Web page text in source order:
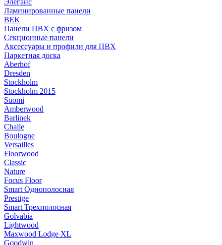
Элеганс
Ламинированные панели
ВЕК
Панели ПВХ с фризом
Секционные панели
Аксессуары и профили для ПВХ
Паркетная доска
Aberhof
Dresden
Stockholm
Stockholm 2015
Suomi
Amberwood
Barlinek
Challe
Boulogne
Versailles
Floorwood
Classic
Nature
Focus Floor
Smart Однополосная
Prestige
Smart Трехполосная
Golvabia
Lightwood
Maxwood Lodge XL
Goodwin